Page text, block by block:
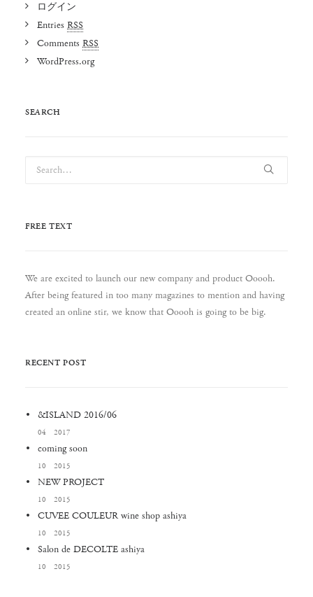
ログイン
Entries RSS
Comments RSS
WordPress.org
SEARCH
FREE TEXT
We are excited to launch our new company and product Ooooh.
After being featured in too many magazines to mention and having
created an online stir, we know that Ooooh is going to be big.
RECENT POST
&ISLAND 2016/06
04 2017
coming soon
10 2015
NEW PROJECT
10 2015
CUVEE COULEUR wine shop ashiya
10 2015
Salon de DECOLTE ashiya
10 2015